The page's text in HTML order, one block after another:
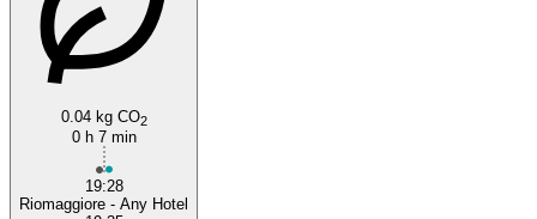
Riomaggiore
0.04 kg CO2
0 h 7 min
19:28
Riomaggiore - Any Hotel